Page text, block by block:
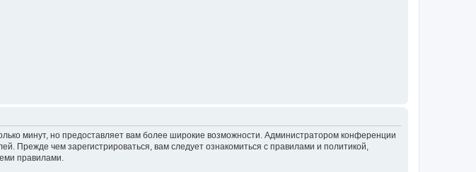
минут, но предоставляет вам более широкие возможности. Администратором конференции
Прежде чем зарегистрироваться, вам следует ознакомиться с правилами и политикой,
правилами.